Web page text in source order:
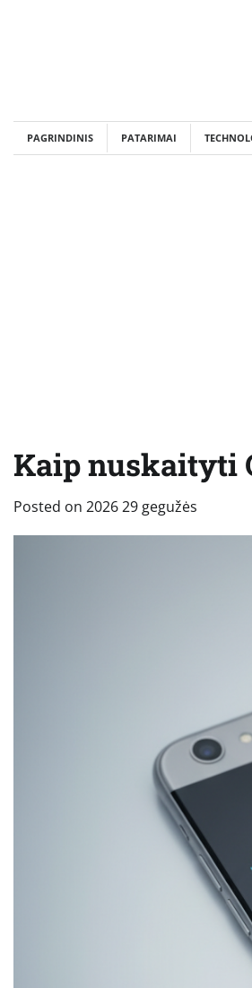
PAGRINDINIS PATARIMAI
Kaip nuskaityti
Posted on 2026 29 gegužės